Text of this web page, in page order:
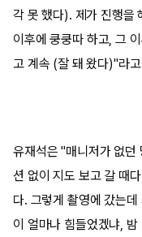
각 못 했다). 제가 진행을
이후에 쿵쿵따 하고, 그
고 계속 (잘 돼 왔다)"라
유재석은 "매니저가 없던
션 없이 지도 보고 갈 때
다. 그렇게 촬영에 갔는
이 얼마나 힘들었겠냐,